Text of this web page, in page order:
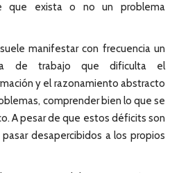
que exista o no un problema
manifestar con frecuencia un
de trabajo que dificulta el
y el razonamiento abstracto
comprender bien lo que se
A pesar de que estos déficits son
desapercibidos a los propios